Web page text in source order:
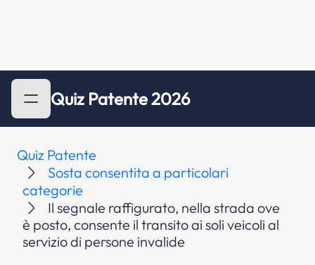
Quiz Patente 2026
Quiz Patente
Sosta consentita a particolari
categorie
Il segnale raffigurato, nella strada ove
è posto, consente il transito ai soli veicoli al
servizio di persone invalide